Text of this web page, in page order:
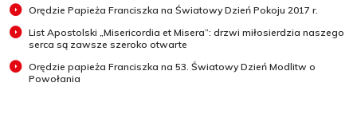
Orędzie Papieża Franciszka na Światowy Dzień Pokoju 2017 r.
List Apostolski „Misericordia et Misera”: drzwi miłosierdzia naszego
serca są zawsze szeroko otwarte
Orędzie papieża Franciszka na 53. Światowy Dzień Modlitw o
Powołania